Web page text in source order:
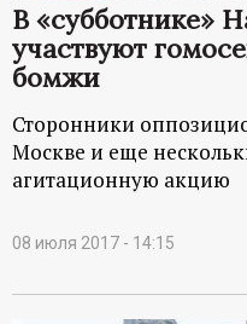
В «субботнике»
участвуют
бомжи
Сторонники
Москве и еще
агитационную акцию
08 июля 2017 - 14:15